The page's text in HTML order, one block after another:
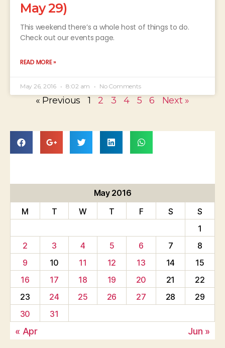
May 29)
This weekend there’s a whole host of things to do.
Check out our events page.
READ MORE »
May 26, 2016 8:02 am No Comments
« Previous 1 2 3 4 5 6 Next »
May 2016
M
T W T F S
S
1
2
3 4 5 6 7
8
9
10 11 12 13 14
15
16
17 18 19 20 21
22
23
24 25 26 27 28
29
30
31
« Apr Jun »